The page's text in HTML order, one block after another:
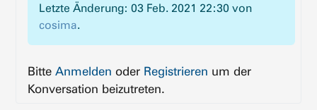
Letzte Änderung: 03 Feb. 2021 22:30 von
cosima.
BitteAnmelden oder Registrieren um der
Konversation beizutreten.